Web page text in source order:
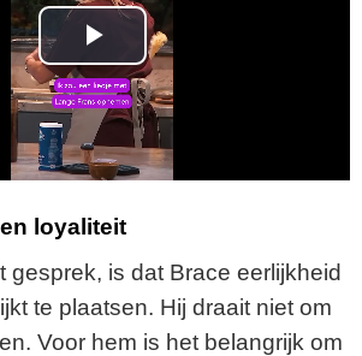
P
l
a
y
V
i
loyaliteit
gesprek, is dat Brace eerlijkheid
te plaatsen. Hij draait niet om
Voor hem is het belangrijk om